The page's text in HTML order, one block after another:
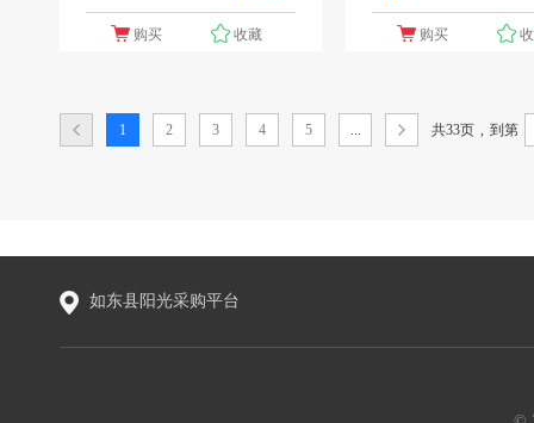
购买 收藏 购买
1 2 3 4 5 ... 共33页 到第
如东县阳光采购平台